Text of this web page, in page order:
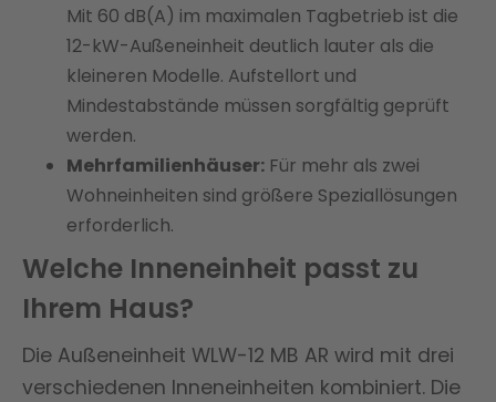
Mit 60 dB(A) im maximalen Tagbetrieb ist die
12-kW-Außeneinheit deutlich lauter als die
kleineren Modelle. Aufstellort und
Mindestabstände müssen sorgfältig geprüft
werden.
Mehrfamilienhäuser: Für mehr als zwei
Wohneinheiten sind größere Speziallösungen
erforderlich.
Welche Inneneinheit passt zu
Ihrem Haus?
Die Außeneinheit WLW-12 MB AR wird mit drei
verschiedenen Inneneinheiten kombiniert. Die